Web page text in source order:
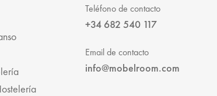
Teléfono de contacto
+34 682 540 117
Email de contacto
info@mobelroom.com